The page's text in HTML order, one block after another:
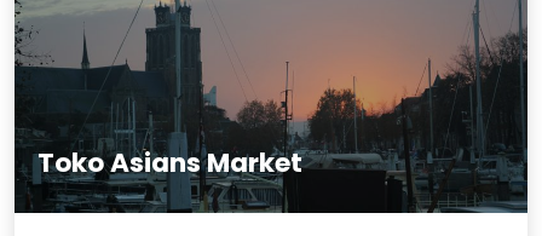
Toko Asians Market